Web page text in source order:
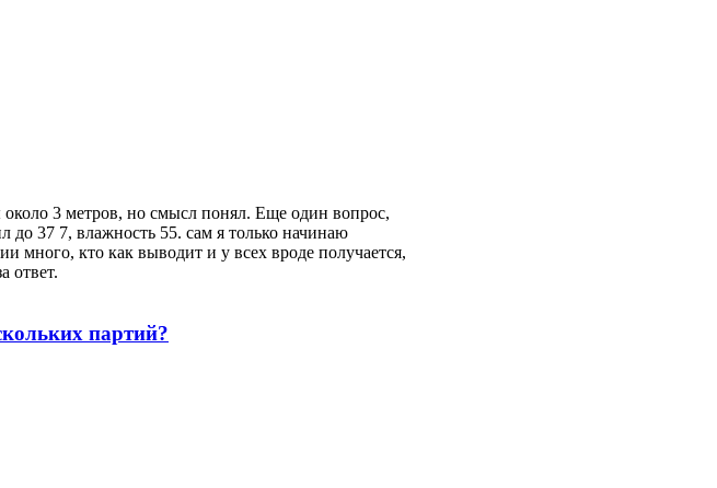
около 3 метров, но смысл понял. Еще один вопрос,
37 7, влажность 55. сам я только начинаю
кто как выводит и у всех вроде получается,
ответ.
партий?